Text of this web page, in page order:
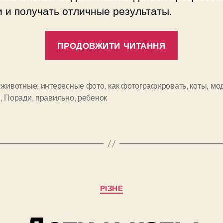
и получать отличные результаты.
ПРОДОВЖИТИ ЧИТАННЯ
животные, интересные фото, как фотографировать, коты,
, Поради, правильно, ребенок
Категорії
РІЗНЕ